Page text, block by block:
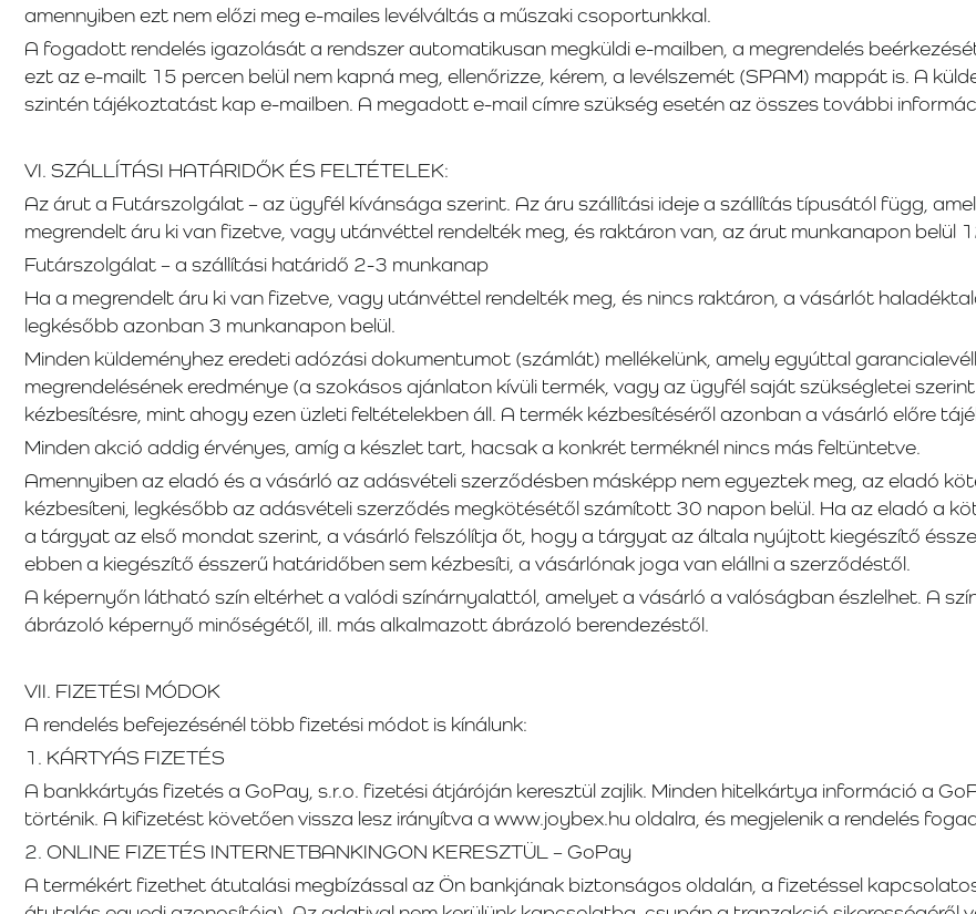
amennyiben ezt nem előzi meg e-mailes levélváltás a műszaki csoportunkkal.
A fogadott rendelés igazolását a rendszer automatikusan megküldi e-mailben, a megrendelés
ezt az e-mailt 15 percen belül nem kapná meg, ellenőrizze, kérem, a levélszemét (SPAM) mappát is. A
szintén tájékoztatást kap e-mailben. A megadott e-mail címre szükség esetén az összes további
VI. SZÁLLÍTÁSI HATÁRIDŐK ÉS FELTÉTELEK:
Az árut a Futárszolgálat – az ügyfél kívánsága szerint. Az áru szállítási ideje a szállítás típusától függ,
megrendelt áru ki van fizetve, vagy utánvéttel rendelték meg, és raktáron van, az árut munkanapon belül
Futárszolgálat – a szállítási határidő 2-3 munkanap
Ha a megrendelt áru ki van fizetve, vagy utánvéttel rendelték meg, és nincs raktáron, a vásárlót
legkésőbb azonban 3 munkanapon belül.
Minden küldeményhez eredeti adózási dokumentumot (számlát) mellékelünk, amely egyúttal
megrendelésének eredménye (a szokásos ajánlaton kívüli termék, vagy az ügyfél saját szükségletei
kézbesítésre, mint ahogy ezen üzleti feltételekben áll. A termék kézbesítéséről azonban a vásárló előre
Minden akció addig érvényes, amíg a készlet tart, hacsak a konkrét terméknél nincs más feltüntetve.
Amennyiben az eladó és a vásárló az adásvételi szerződésben másképp nem egyeztek meg, az eladó
kézbesíteni, legkésőbb az adásvételi szerződés megkötésétől számított 30 napon belül. Ha az eladó a
a tárgyat az első mondat szerint, a vásárló felszólítja őt, hogy a tárgyat az általa nyújtott kiegészítő
ebben a kiegészítő ésszerű határidőben sem kézbesíti, a vásárlónak joga van elállni a szerződéstől.
A képernyőn látható szín eltérhet a valódi színárnyalattól, amelyet a vásárló a valóságban észlelhet. A
ábrázoló képernyő minőségétől, ill. más alkalmazott ábrázoló berendezéstől.
VII. FIZETÉSI MÓDOK
A rendelés befejezésénél több fizetési módot is kínálunk:
1. KÁRTYÁS FIZETÉS
A bankkártyás fizetés a GoPay, s.r.o. fizetési átjáróján keresztül zajlik. Minden hitelkártya információ a
történik. A kifizetést követően vissza lesz irányítva a www.joybex.hu oldalra, és megjelenik a rendelés
2. ONLINE FIZETÉS INTERNETBANKINGON KERESZTÜL – GoPay
A termékért fizethet átutalási megbízással az Ön bankjának biztonságos oldalán, a fizetéssel